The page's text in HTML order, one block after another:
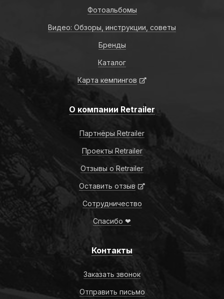
Фотоальбомы
Видео: Обзоры, инструкции, советы
Бренды
Каталог
Карта кемпингов
О компании Retrailer
Партнёры Retrailer
Проекты Retrailer
Отзывы о Retrailer
Оставить отзыв
Сотрудничество
Спасибо ❤
Контакты
Заказать звонок
Отправить письмо